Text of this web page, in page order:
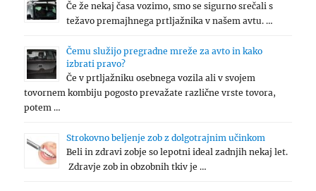
Če že nekaj časa vozimo, smo se sigurno srečali s
težavo premajhnega prtljažnika v našem avtu. …
Čemu služijo pregradne mreže za avto in kako
izbrati pravo?
Če v prtljažniku osebnega vozila ali v svojem
tovornem kombiju pogosto prevažate različne vrste tovora,
potem …
Strokovno beljenje zob z dolgotrajnim učinkom
Beli in zdravi zobje so lepotni ideal zadnjih nekaj let.
Zdravje zob in obzobnih tkiv je …